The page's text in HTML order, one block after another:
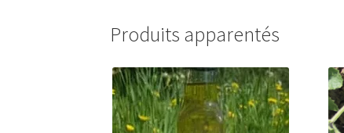
Produits apparentés